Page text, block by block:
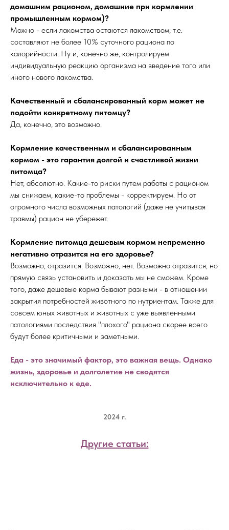
домашним рационом, домашние при кормлении
промышленным кормом)?
Можно - если лакомства остаются лакомством, т.е.
составляют не более 10% суточного рациона по
калорийности. Ну и, конечно же, контролируем
индивидуальную реакцию организма на введение того или
иного нового лакомства.
Качественный и сбалансированный корм может не
подойти конкретному питомцу?
Да, конечно, это возможно.
Кормление качественным и сбалансированным
кормом - это гарантия долгой и счастливой жизни
питомца?
Нет, абсолютно. Какие-то риски путем работы с рационом
мы снижаем, какие-то проблемы - корректируем. Но от
огромного числа возможных патологий (даже не учитывая
травмы) рацион не убережет.
Кормление питомца дешевым кормом непременно
негативно отразится на его здоровье?
Возможно, отразится. Возможно, нет. Возможно отразится, но
прямую связь установить и доказать мы не сможем. Кроме
того, даже дешевые корма бывают разными - в отношении
закрытия потребностей животного по нутриентам. Также для
совсем юных животных и животных с уже выявленными
патологиями последствия "плохого" рациона скорее всего
будут более критичными и заметными.
Еда - это значимый фактор, это важная вещь. Однако
жизнь, здоровье и долголетие не сводятся
исключительно к еде.
2024 г.
Другие статьи: